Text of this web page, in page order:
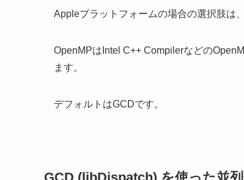
Appleプラットフォームの場合の選択肢は
OpenMPはIntel C++ Compilerなどの
ます。
デフォルトはGCDです。